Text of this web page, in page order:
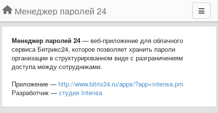
Менеджер паролей 24
Менеджер паролей 24 — веб-приложение для облачного
сервиса Битрикс24, которое позволяет хранить пароли
организации в структурированном виде с разграничениям
доступа между сотрудниками.
Приложение — http://www.bitrix24.ru/apps/?app=intensa.pm
Разработчик — студия Intensa